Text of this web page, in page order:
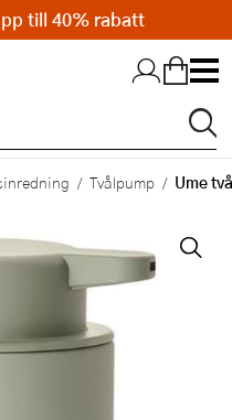
Tvålpump Ume
till 40% rabatt